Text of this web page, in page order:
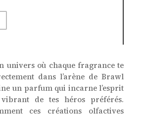
univers où chaque fragrance te
dans l’arène de Brawl
un parfum qui incarne l’esprit
de tes héros préférés.
ces créations olfactives